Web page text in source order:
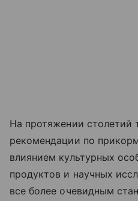
На протяжении столетий
рекомендации по
влиянием культурных
продуктов и научных
все более очевидным